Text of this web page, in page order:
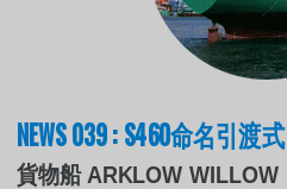
NEWS 039 : S460命名引渡式
貨物船 ARKLOW WILLOW